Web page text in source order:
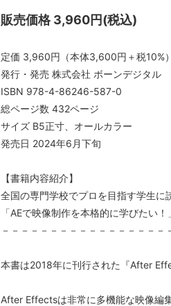
販売価格 3,960円(税込)
定価 3,960円（本体3,600円＋税10%
発行・発売 株式会社 ボーンデジタル
ISBN 978-4-86246-587-0
総ページ数 432ページ
サイズ B5正寸、オールカラー
発売日 2024年6月下旬
【書籍内容紹介】
全国の専門学校でプロを目指す学生に
「AEで映像制作を本格的に学びたい
－－－－－－－－－－－－－－－－－
本書は2018年に刊行された『After
After Effectsは非常に多機能な映像編